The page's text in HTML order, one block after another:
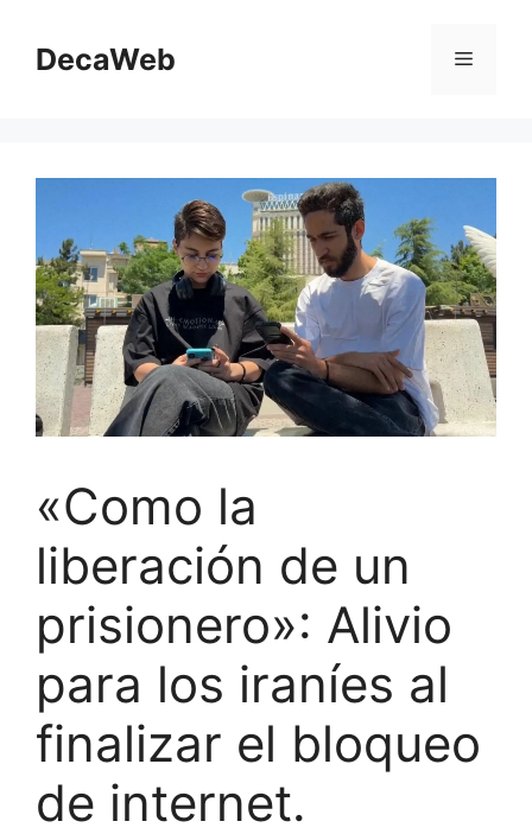
contenido
DecaWeb Menú
«Como la
liberación de un
prisionero»: Alivio
para los iraníes al
finalizar el bloqueo
de internet.